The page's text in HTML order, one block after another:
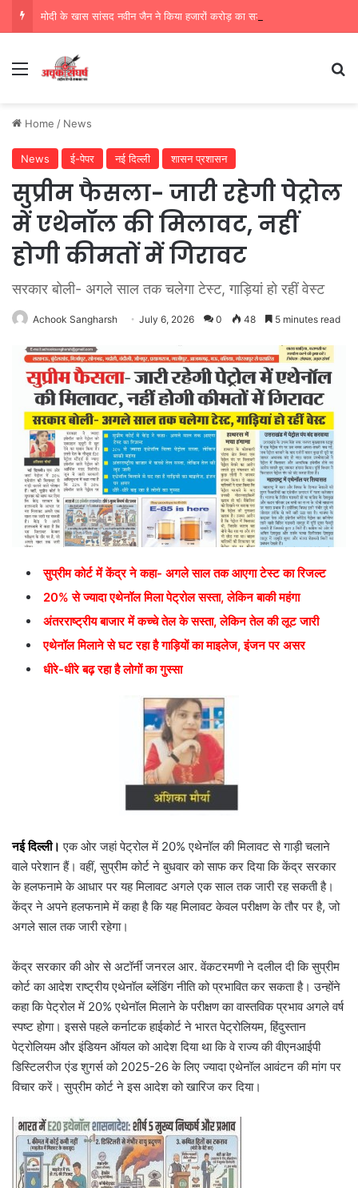
Menu
Home / News
News ई-पेपर नई दिल्ली शासन प्रशासन
सुप्रीम फैसला- जारी रहेगी पेट्रोल
में एथेनॉल की मिलावट, नहीं
होगी कीमतों में गिरावट
सरकार बोली- अगले साल तक चलेगा टेस्ट, गाड़ियां हो रहीं वेस्ट
Achook Sangharsh July 6, 2026 0 48 5 minutes read
सुप्रीम कोर्ट में केंद्र ने कहा- अगले साल तक आएगा टेस्ट का रिजल्ट
20% से ज्यादा एथेनॉल मिला पेट्रोल सस्ता, लेकिन बाकी महंगा
अंतरराष्ट्रीय बाजार में कच्चे तेल के सस्ता, लेकिन तेल की लूट जारी
एथेनॉल मिलाने से घट रहा है गाड़ियों का माइलेज, इंजन पर असर
धीरे-धीरे बढ़ रहा है लोगों का गुस्सा
नई दिल्ली। एक ओर जहां पेट्रोल में 20% एथेनॉल की मिलावट से गाड़ी चलाने
वाले परेशान हैं। वहीं, सुप्रीम कोर्ट ने बुधवार को साफ कर दिया कि केंद्र सरकार
के हलफनामे के आधार पर यह मिलावट अगले एक साल तक जारी रह सकती है।
केंद्र ने अपने हलफनामे में कहा है कि यह मिलावट केवल परीक्षण के तौर पर है, जो
अगले साल तक जारी रहेगा।
केंद्र सरकार की ओर से अटॉर्नी जनरल आर. वेंकटरमणी ने दलील दी कि सुप्रीम
कोर्ट का आदेश राष्ट्रीय एथेनॉल ब्लेंडिंग नीति को प्रभावित कर सकता है। उन्होंने
कहा कि पेट्रोल में 20% एथेनॉल मिलाने के परीक्षण का वास्तविक प्रभाव अगले वर्ष
स्पष्ट होगा। इससे पहले कर्नाटक हाईकोर्ट ने भारत पेट्रोलियम, हिंदुस्तान
पेट्रोलियम और इंडियन ऑयल को आदेश दिया था कि वे राज्य की वीएनआईपी
डिस्टिलरीज एंड शुगर्स को 2025-26 के लिए ज्यादा एथेनॉल आवंटन की मांग पर
विचार करें। सुप्रीम कोर्ट ने इस आदेश को खारिज कर दिया।